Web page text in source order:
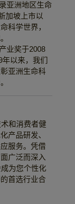
亚洲地区生命
加坡上市以
科学世界，
业奖于2008
以来，我们
亚洲生命科
和消费者健
产品研发、
服务。凭借
广泛而深入
为您个性化
首选行业合